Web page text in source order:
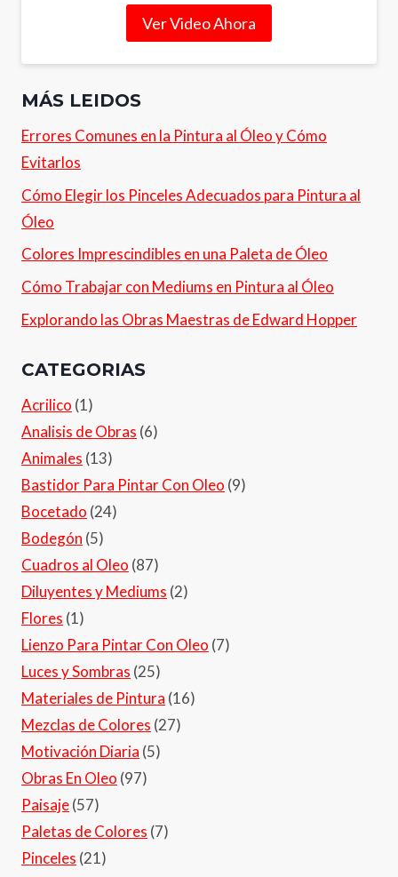
Ver Video Ahora
MÁS LEIDOS
Errores Comunes en la Pintura al Óleo y Cómo
Evitarlos
Cómo Elegir los Pinceles Adecuados para Pintura al
Óleo
Colores Imprescindibles en una Paleta de Óleo
Cómo Trabajar con Mediums en Pintura al Óleo
Explorando las Obras Maestras de Edward Hopper
CATEGORIAS
Acrilico (1)
Analisis de Obras (6)
Animales (13)
Bastidor Para Pintar Con Oleo (9)
Bocetado (24)
Bodegón (5)
Cuadros al Oleo (87)
Diluyentes y Mediums (2)
Flores (1)
Lienzo Para Pintar Con Oleo (7)
Luces y Sombras (25)
Materiales de Pintura (16)
Mezclas de Colores (27)
Motivación Diaria (5)
Obras En Oleo (97)
Paisaje(57)
Paletas de Colores (7)
Pinceles (21)